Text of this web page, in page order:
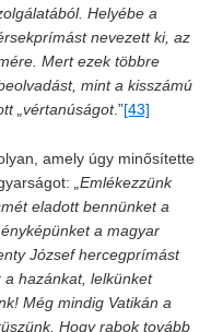
Helyébe a
nevezett ki, az
Mert ezek többre
mint a kisszámú
„vértanúságot.”[43]
amely úgy minősítette
„Emlékezzünk
eladott bennünket a
a magyar
József hercegprímást
hazánkat, lelkünket
Még mindig Vatikán a
Hogy rabok tovább